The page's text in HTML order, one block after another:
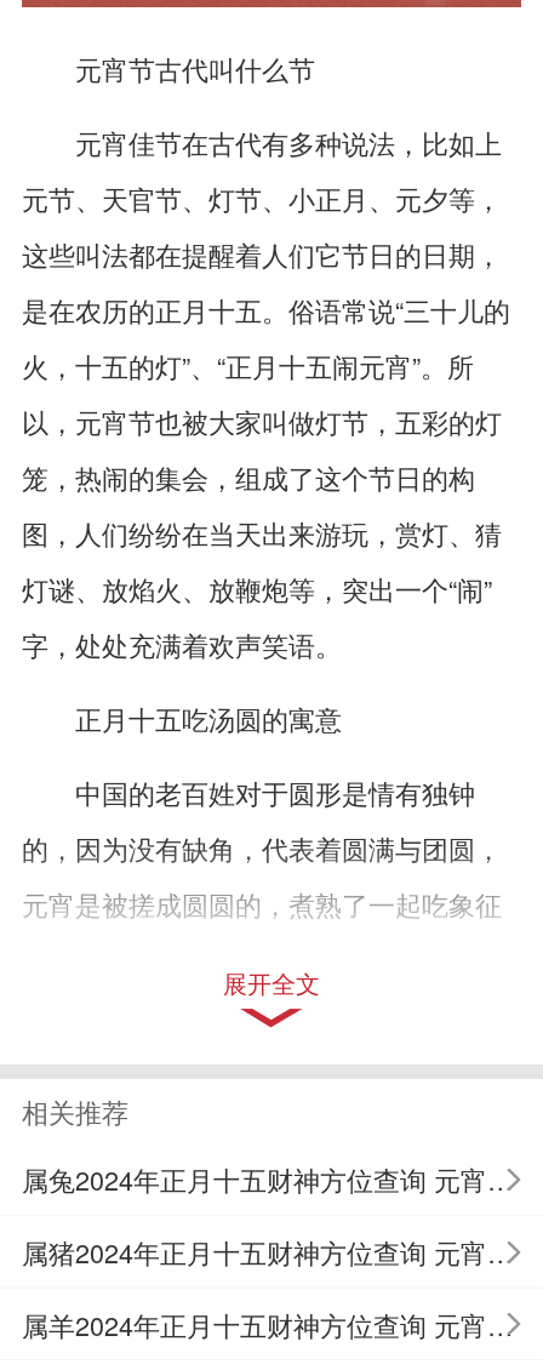
元宵节古代叫什么节
元宵佳节在古代有多种说法，比如上
元节、天官节、灯节、小正月、元夕等，
这些叫法都在提醒着人们它节日的日期，
是在农历的正月十五。俗语常说“三十儿的
火，十五的灯”、“正月十五闹元宵”。所
以，元宵节也被大家叫做灯节，五彩的灯
笼，热闹的集会，组成了这个节日的构
图，人们纷纷在当天出来游玩，赏灯、猜
灯谜、放焰火、放鞭炮等，突出一个“闹”
字，处处充满着欢声笑语。
正月十五吃汤圆的寓意
中国的老百姓对于圆形是情有独钟
的，因为没有缺角，代表着圆满与团圆，
元宵是被搓成圆圆的，煮熟了一起吃象征
糯米是一种非常适合在冬季食用的滋补食
材。正月十五还在冬天，吃了有利于均衡
营养，促进身体健康，具有安康的寓意。
另外元宵最常见的就是甜口的，比如豆沙
馅，芝麻馅，还有花生馅，吃了祝愿新年
吉祥寓意的美食。
展开全文
相关推荐
属兔2024年正月十五财神方位查询 元宵节财神方位
属猪2024年正月十五财神方位查询 元宵节财神方位
属羊2024年正月十五财神方位查询 元宵节财神方位